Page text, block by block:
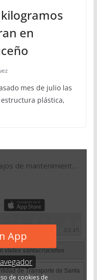
en
mes de julio las
plástica,